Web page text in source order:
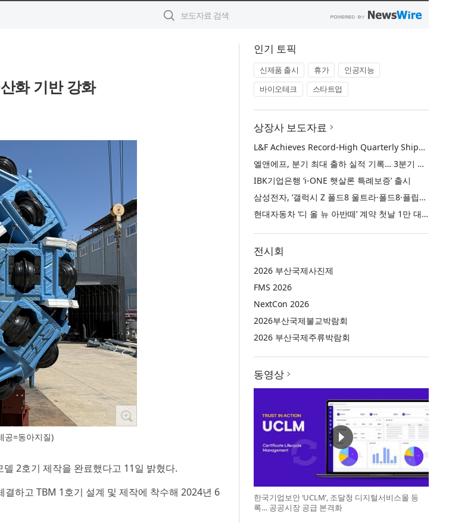
화 기반 강화
공=동아지질)
2호기 제작을 완료했다고 11일 밝혔다.
하고 TBM 1호기 설계 및 제작에 착수해 2024년 6
인기 토픽
신제품 출시 휴가
인공지능
바이오테크
스타트업
상장사 보도자료
L&F Achieves Record-High Quarterly Shipments, Begins LFP Supply for North American ESS in Q3 Advancing its Two-Track NCM and LFP Growth Strategy
엘앤에프, 분기 최대 출하 실적 기록… 3분기 북미 ESS향 LFP 공급 착수 NCM+LFP ‘2-Track’ 성장 전략 실현
IBK기업은행 ‘i-ONE 햇살론 특례보증’ 출시
삼성전자, ‘갤럭시 Z 폴드8 울트라·폴드8·플립8’과 ‘갤럭시 워치 울트라2·워치9’ 국내 공식 출시
현대자동차 ‘디 올 뉴 아반떼’ 계약 첫날 1만 대 돌파
전시회
2026 부산국제사진제
FMS 2026
NextCon 2026
2026부산국제불교박람회
2026 부산국제주류박람회
동영상
한국기업보안 ‘UCLM’, 조달청 디지털서비스몰 등
록… 공공시장 공급 본격화